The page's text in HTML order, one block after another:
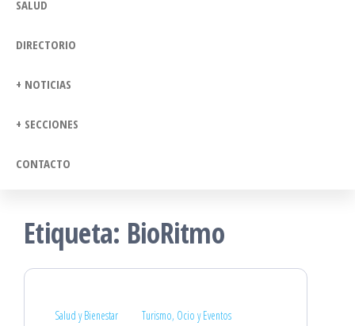
SALUD
DIRECTORIO
+ NOTICIAS
+ SECCIONES
CONTACTO
Etiqueta: BioRitmo
Salud y Bienestar Turismo, Ocio y Eventos